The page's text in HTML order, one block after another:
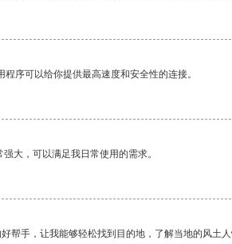
程序可以给你提供最高速度和安全性的连接。
大，可以满足我日常使用的需求。
帮手，让我能够轻松找到目的地，了解当地的风土人